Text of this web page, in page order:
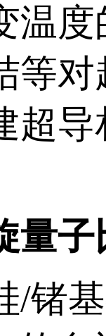
温
等
超
量
/锗